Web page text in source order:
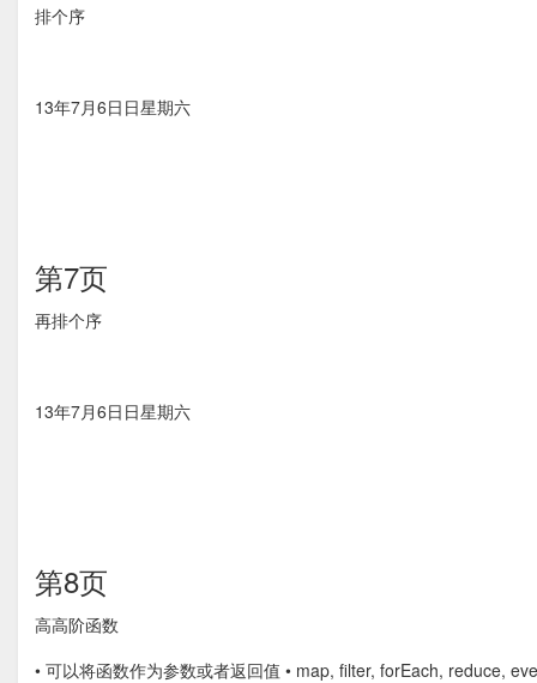
排个序
13年7月6⽇日星期六
第7页
再排个序
13年7月6⽇日星期六
第8页
⾼高阶函数
• 可以将函数作为参数或者返回值 • map, ﬁlter, forEach, reduce,